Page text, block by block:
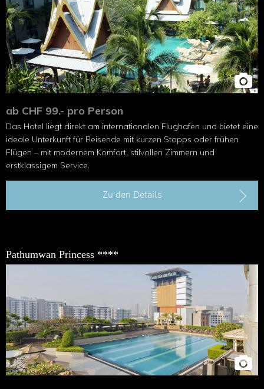
ab CHF 99.- pro Person
Das Hotel liegt direkt am internationalen Flughafen und bietet eine
ideale Unterkunft für Reisende mit kurzen Stopps oder frühen
Flügen – mit modernem Komfort, stilvollen Zimmern und
erstklassigem Service.
Zu den Details
Pathumwan Princess ****